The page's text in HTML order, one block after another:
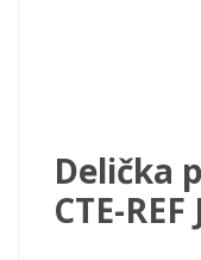
Delička
CTE-